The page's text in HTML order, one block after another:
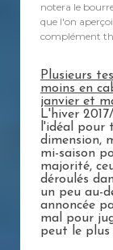
notera le
que l'on
complément
Plusieurs
moins en
janvier et
L'hiver
l'idéal pour
dimension,
mi-saison
majorité,
déroulés
un peu au-
annoncée
mal pour
peut le plus